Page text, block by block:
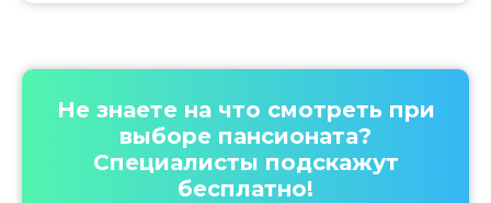
Не знаете на что смотреть при
выборе пансионата?
Специалисты подскажут
бесплатно!